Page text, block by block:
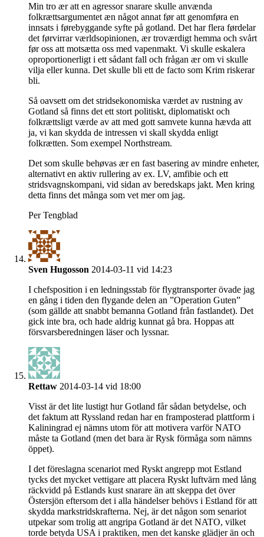
Min tro ær att en agressor snarare skulle anvænda
folkrættsargumentet æn något annat før att genomføra en
innsats i førebyggande syfte på gotland. Det har flera førdelar
det førvirrar værldsopinionen, ær troværdigt hemma och svårt
før oss att motsætta oss med vapenmakt. Vi skulle eskalera
oproportionerligt i ett sådant fall och frågan ær om vi skulle
vilja eller kunna. Det skulle bli ett de facto som Krim riskerar
bli.
Så oavsett om det stridsekonomiska værdet av rustning av
Gotland så finns det ett stort politiskt, diplomatiskt och
folkrættsligt værde av att med gott samvete kunna hævda att
ja, vi kan skydda de intressen vi skall skydda enligt
folkrætten. Som exempel Northstream.
Det som skulle behøvas ær en fast basering av mindre enheter,
alternativt en aktiv rullering av ex. LV, amfibie och ett
stridsvagnskompani, vid sidan av beredskaps jakt. Men kring
detta finns det många som vet mer om jag.
Per Tengblad
Sven Hugosson 2014-03-11 vid 14:23
I chefsposition i en ledningsstab för flygtransporter övade jag
en gång i tiden den flygande delen an ”Operation Guten”
(som gällde att snabbt bemanna Gotland från fastlandet). Det
gick inte bra, och hade aldrig kunnat gå bra. Hoppas att
försvarsberedningen läser och lyssnar.
Rettaw 2014-03-14 vid 18:00
Visst är det lite lustigt hur Gotland får sådan betydelse, och
det faktum att Ryssland redan har en framposterad plattform i
Kaliningrad ej nämns utom för att motivera varför NATO
måste ta Gotland (men det bara är Rysk förmåga som nämns
öppet).
I det föreslagna scenariot med Ryskt angrepp mot Estland
tycks det mycket vettigare att placera Ryskt luftvärn med lång
räckvidd på Estlands kust snarare än att skeppa det över
Östersjön eftersom det i alla händelser behövs i Estland för att
skydda markstridskrafterna. Nej, är det någon som senariot
utpekar som trolig att angripa Gotland är det NATO, vilket
torde betyda USA i praktiken, men det kanske glädjer än och